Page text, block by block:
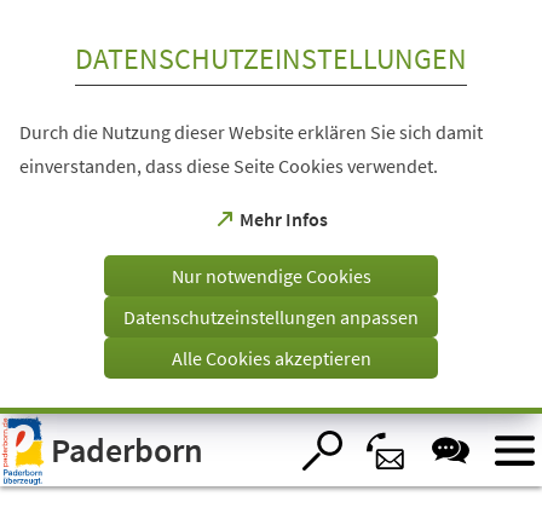
Visuelle
Assistenzsoftware
öffnen.
DATENSCHUTZEINSTELLUNGEN
Durch die Nutzung dieser Website erklären Sie sich damit
einverstanden, dass diese Seite Cookies verwendet.
Mehr Infos
(Öffnet
einem
Tab)
Nur notwendige Cookies
Datenschutzeinstellungen anpassen
Alle Cookies akzeptieren
Paderborn